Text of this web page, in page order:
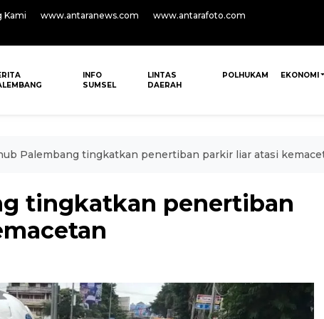
Kami www.antaranews.com
www.antarafoto.com
INFO
SUMSEL
LINTAS
DAERAH
POLHUKAM EKONOMI
Palembang tingkatkan penertiban parkir liar atasi
tingkatkan penertiban